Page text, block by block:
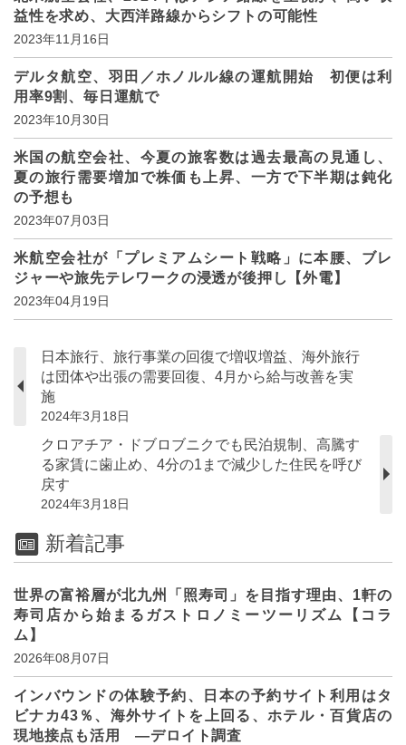
益性を求め、大西洋路線からシフトの可能性
2023年11月16日
デルタ航空、羽田／ホノルル線の運航開始 初便は利
用率9割、毎日運航で
2023年10月30日
米国の航空会社、今夏の旅客数は過去最高の見通し、
夏の旅行需要増加で株価も上昇、一方で下半期は鈍化
の予想も
2023年07月03日
米航空会社が「プレミアムシート戦略」に本腰、ブレ
ジャーや旅先テレワークの浸透が後押し【外電】
2023年04月19日
日本旅行、旅行事業の回復で増収増益、海外旅行
は団体や出張の需要回復、4月から給与改善を実
施
2024年3月18日
クロアチア・ドブロブニクでも民泊規制、高騰す
る家賃に歯止め、4分の1まで減少した住民を呼び
戻す
2024年3月18日
新着記事
世界の富裕層が北九州「照寿司」を目指す理由、1軒の
寿司店から始まるガストロノミーツーリズム【コラ
ム】
2026年08月07日
インバウンドの体験予約、日本の予約サイト利用はタ
ビナカ43％、海外サイトを上回る、ホテル・百貨店の
現地接点も活用 ―デロイト調査